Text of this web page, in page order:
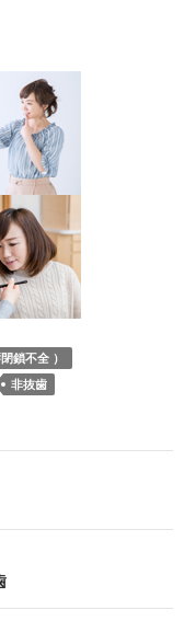
鎖不全 ）
非抜歯